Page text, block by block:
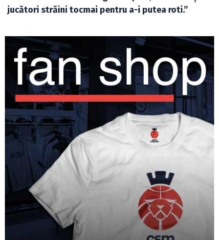
jucători străini tocmai pentru a-i putea roti.”